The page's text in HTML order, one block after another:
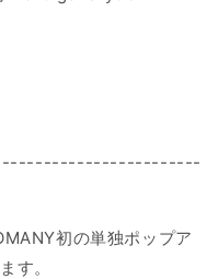
初の単独ポップア
す。